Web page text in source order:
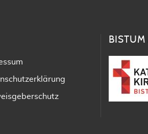
BISTUM